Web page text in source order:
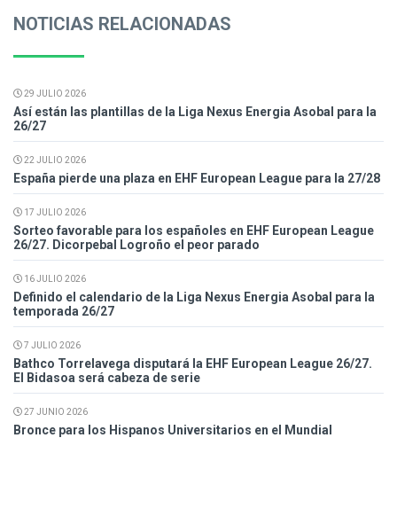
NOTICIAS RELACIONADAS
29 JULIO 2026
Así están las plantillas de la Liga Nexus Energia Asobal para la
26/27
22 JULIO 2026
España pierde una plaza en EHF European League para la 27/28
17 JULIO 2026
Sorteo favorable para los españoles en EHF European League
26/27. Dicorpebal Logroño el peor parado
16 JULIO 2026
Definido el calendario de la Liga Nexus Energia Asobal para la
temporada 26/27
7 JULIO 2026
Bathco Torrelavega disputará la EHF European League 26/27.
El Bidasoa será cabeza de serie
27 JUNIO 2026
Bronce para los Hispanos Universitarios en el Mundial